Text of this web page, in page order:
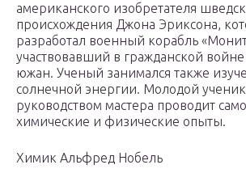
американского изобретателя
происхождения Джона Эриксона,
разработал военный корабль
участвовавший в гражданской
южан. Ученый занимался также
солнечной энергии. Молодой
руководством мастера проводит
химические и физические опыты.
Химик Альфред Нобель